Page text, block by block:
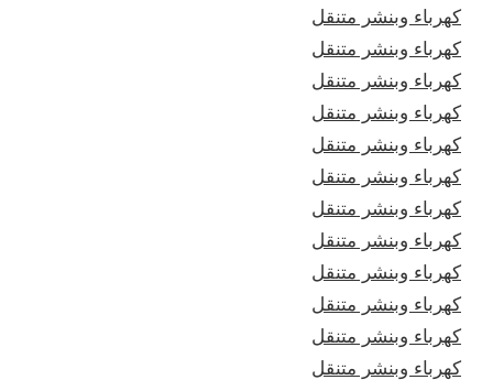
كهرباء وبنشر متنقل
كهرباء وبنشر متنقل
كهرباء وبنشر متنقل
كهرباء وبنشر متنقل
كهرباء وبنشر متنقل
كهرباء وبنشر متنقل
كهرباء وبنشر متنقل
كهرباء وبنشر متنقل
كهرباء وبنشر متنقل
كهرباء وبنشر متنقل
كهرباء وبنشر متنقل
كهرباء وبنشر متنقل